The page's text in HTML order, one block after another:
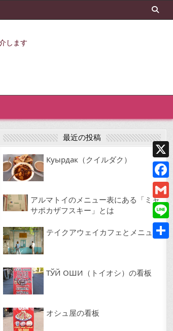
します
最近の投稿
Куырдак（クイルダク）
アルマトイのメニュー表にある「ミャ
サポカザフスキー」とは
テイクアウェイカフェとメニュー
ТЎЙ ОШИ（トイオシ）の看板
オシュ屋の看板
X
Gmail
Line